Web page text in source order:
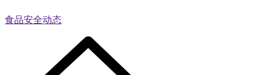
食品安全动态